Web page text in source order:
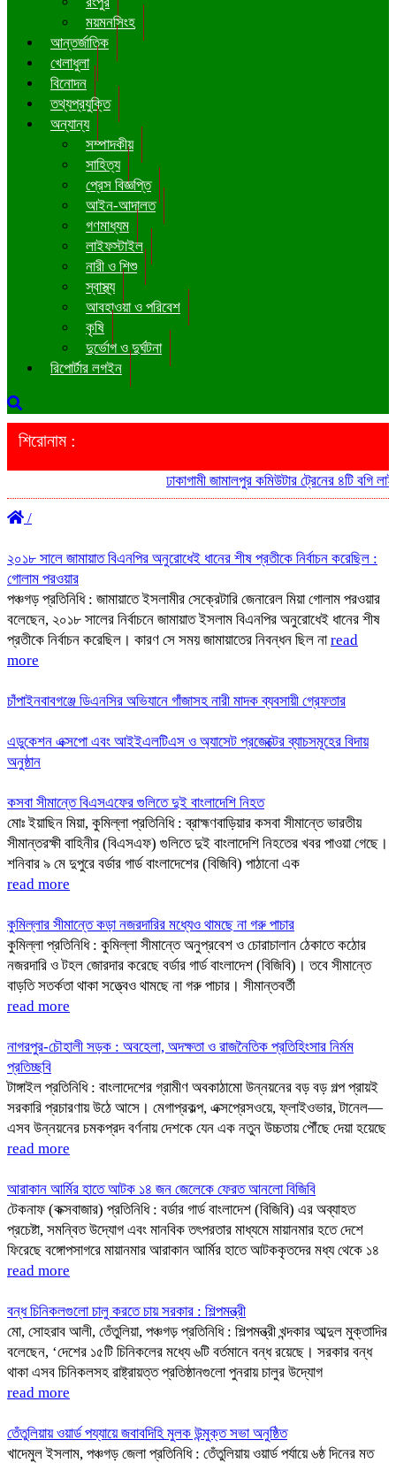
ময়মনসিংহ
আন্তর্জাতিক
খেলাধুলা
বিনোদন
তথ্যপ্রযুক্তি
অন্যান্য
সম্পাদকীয়
সাহিত্য
প্রেস বিজ্ঞপ্তি
আইন-আদালত
গণমাধ্যম
লাইফস্টাইল
নারী ও শিশু
স্বাস্থ্য
আবহাওয়া ও পরিবেশ
কৃষি
দুর্ভোগ ও দুর্ঘটনা
রিপোর্টার লগইন
শিরোনাম :
ঢাকাগামী জামালপুর কমিউটার ট্রেনের ৪টি বগি
/
২০১৮ সালে জামায়াত বিএনপির অনুরোধেই ধানের শীষ প্রতীকে নির্বাচন করেছিল :
গোলাম পরওয়ার
পঞ্চগড় প্রতিনিধি : জামায়াতে ইসলামীর সেক্রেটারি জেনারেল মিয়া গোলাম পরওয়ার
বলেছেন, ২০১৮ সালের নির্বাচনে জামায়াত ইসলাম বিএনপির অনুরোধেই ধানের শীষ
প্রতীকে নির্বাচন করেছিল। কারণ সে সময় জামায়াতের নিবন্ধন ছিল নাread
more
​চাঁপাইনবাবগঞ্জে ডিএনসির অভিযানে গাঁজাসহ নারী মাদক ব্যবসায়ী গ্রেফতার
এডুকেশন এক্সপো এবং আইইএলটিএস ও অ্যাসেট প্রজেক্টের ব্যাচসমূহের বিদায়
অনুষ্ঠান
কসবা সীমান্তে বিএসএফের গুলিতে দুই বাংলাদেশি নিহত
মোঃ ইয়াছিন মিয়া, কুমিল্লা প্রতিনিধি : ব্রাহ্মণবাড়িয়ার কসবা সীমান্তে ভারতীয়
সীমান্তরক্ষী বাহিনীর (বিএসএফ) গুলিতে দুই বাংলাদেশি নিহতের খবর পাওয়া গেছে।
শনিবার ৯ মে দুপুরে বর্ডার গার্ড বাংলাদেশের (বিজিবি) পাঠানো এক
read more
কুমিল্লার সীমান্তে কড়া নজরদারির মধ্যেও থামছে না গরু পাচার
কুমিল্লা প্রতিনিধি : কুমিল্লা সীমান্তে অনুপ্রবেশ ও চোরাচালান ঠেকাতে কঠোর
নজরদারি ও টহল জোরদার করেছে বর্ডার গার্ড বাংলাদেশ (বিজিবি)। তবে সীমান্তে
বাড়তি সতর্কতা থাকা সত্ত্বেও থামছে না গরু পাচার। সীমান্তবর্তী
read more
নাগরপুর-চৌহালী সড়ক : অবহেলা, অদক্ষতা ও রাজনৈতিক প্রতিহিংসার নির্মম
প্রতিচ্ছবি
টাঙ্গাইল প্রতিনিধি : বাংলাদেশের গ্রামীণ অবকাঠামো উন্নয়নের বড় বড় গল্প প্রায়ই
সরকারি প্রচারণায় উঠে আসে। মেগাপ্রকল্প, এক্সপ্রেসওয়ে, ফ্লাইওভার, টানেল—
এসব উন্নয়নের চমকপ্রদ বর্ণনায় দেশকে যেন এক নতুন উচ্চতায় পৌঁছে দেয়া হয়েছে
read more
আরাকান আর্মির হাতে আটক ১৪ জন জেলেকে ফেরত আনলো বিজিবি
টেকনাফ (কক্সবাজার) প্রতিনিধি : বর্ডার গার্ড বাংলাদেশ (বিজিবি) এর অব্যাহত
প্রচেষ্টা, সমন্বিত উদ্যোগ এবং মানবিক তৎপরতার মাধ্যমে মায়ানমার হতে দেশে
ফিরেছে বঙ্গোপসাগরে মায়ানমার আরাকান আর্মির হাতে আটককৃতদের মধ্য থেকে ১৪
read more
বন্ধ চিনিকলগুলো চালু করতে চায় সরকার : শিল্পমন্ত্রী
মো, সোহরাব আলী, তেঁতুলিয়া, পঞ্চগড় প্রতিনিধি : শিল্পমন্ত্রী খন্দকার আব্দুল মুক্তাদির
বলেছেন, ‘দেশের ১৫টি চিনিকলের মধ্যে ৬টি বর্তমানে বন্ধ রয়েছে। সরকার বন্ধ
থাকা এসব চিনিকলসহ রাষ্ট্রায়ত্ত প্রতিষ্ঠানগুলো পুনরায় চালুর উদ্যোগ
read more
তেঁতুলিয়ায় ওয়ার্ড পয্যায়ে জবাবদিহি মুলক উন্মুক্ত সভা অনুষ্ঠিত
খাদেমুল ইসলাম, পঞ্চগড় জেলা প্রতিনিধি : তেঁতুলিয়ায় ওয়ার্ড পর্যায়ে ৬ষ্ঠ দিনের মত